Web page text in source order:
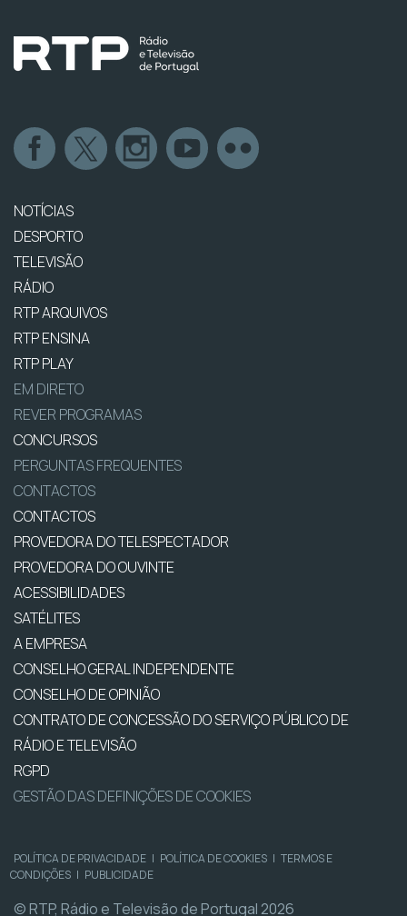
NOTÍCIAS
DESPORTO
TELEVISÃO
RÁDIO
RTP ARQUIVOS
RTP ENSINA
RTP PLAY
EM DIRETO
REVER PROGRAMAS
CONCURSOS
PERGUNTAS FREQUENTES
CONTACTOS
CONTACTOS
PROVEDORA DO TELESPECTADOR
PROVEDORA DO OUVINTE
ACESSIBILIDADES
SATÉLITES
A EMPRESA
CONSELHO GERAL INDEPENDENTE
CONSELHO DE OPINIÃO
CONTRATO DE CONCESSÃO DO SERVIÇO PÚBLICO DE
RÁDIO E TELEVISÃO
RGPD
GESTÃO DAS DEFINIÇÕES DE COOKIES
POLÍTICA DE PRIVACIDADE | POLÍTICA DE COOKIES | TERMOS E
CONDIÇÕES | PUBLICIDADE
© RTP, Rádio e Televisão de Portugal 2026